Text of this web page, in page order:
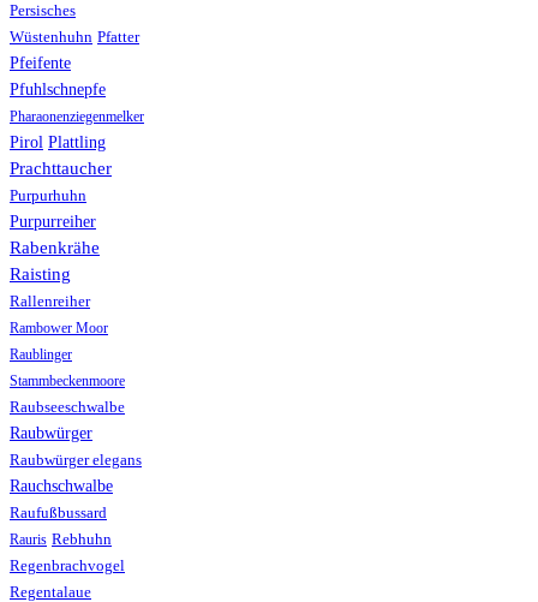
Persisches
Wüstenhuhn Pfatter
Pfeifente
Pfuhlschnepfe
Pharaonenziegenmelker
Pirol Plattling
Prachttaucher
Purpurhuhn
Purpurreiher
Rabenkrähe
Raisting
Rallenreiher
Rambower Moor
Raublinger
Stammbeckenmoore
Raubseeschwalbe
Raubwürger
Raubwürger elegans
Rauchschwalbe
Raufußbussard
Rauris Rebhuhn
Regenbrachvogel
Regentalaue